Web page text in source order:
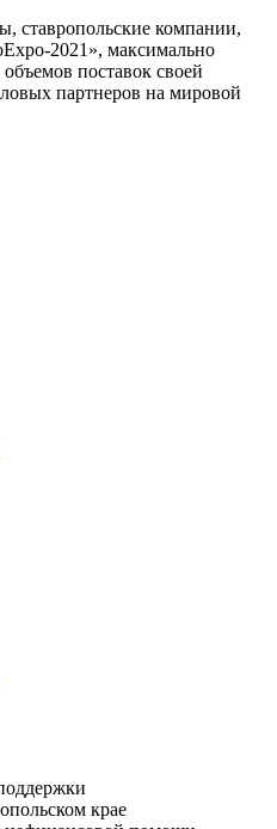
ставропольские компании,
2021», максимально
поставок своей
партнеров на мировой
крае